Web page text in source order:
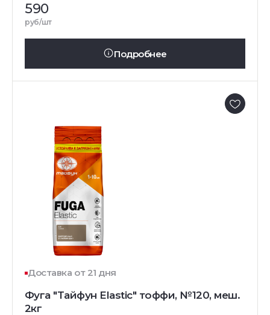
590
руб/шт
Подробнее
Доставка от 21 дня
Фуга "Тайфун Elastic" тоффи, №120, меш.
2кг